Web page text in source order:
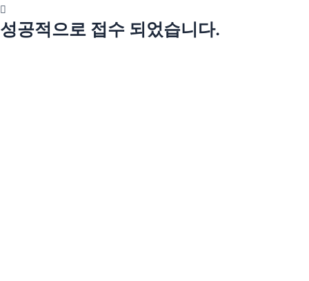
사업보고
성공적으로 접수 되었습니다.